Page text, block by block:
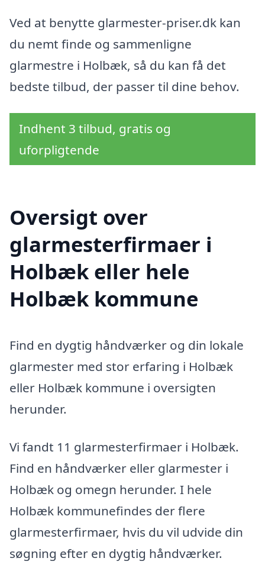
Ved at benytte glarmester-priser.dk kan
du nemt finde og sammenligne
glarmestre i Holbæk, så du kan få det
bedste tilbud, der passer til dine behov.
Indhent 3 tilbud, gratis og
uforpligtende
Oversigt over
glarmesterfirmaer i
Holbæk eller hele
Holbæk kommune
Find en dygtig håndværker og din lokale
glarmester med stor erfaring i Holbæk
eller Holbæk kommune i oversigten
herunder.
Vi fandt 11 glarmesterfirmaer i Holbæk.
Find en håndværker eller glarmester i
Holbæk og omegn herunder. I hele
Holbæk kommunefindes der flere
glarmesterfirmaer, hvis du vil udvide din
søgning efter en dygtig håndværker.